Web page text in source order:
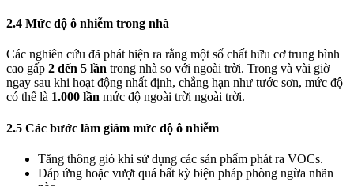
2.4 Mức độ ô nhiễm trong nhà
Các nghiên cứu đã phát hiện ra rằng một số chất hữu cơ trung bình
cao gấp 2 đến 5 lần trong nhà so với ngoài trời. Trong và vài giờ
ngay sau khi hoạt động nhất định, chẳng hạn như tước sơn, mức độ
có thể là 1.000 lần mức độ ngoài trời ngoài trời.
2.5 Các bước làm giảm mức độ ô nhiễm
Tăng thông gió khi sử dụng các sản phẩm phát ra VOCs.
Đáp ứng hoặc vượt quá bất kỳ biện pháp phòng ngừa nhãn